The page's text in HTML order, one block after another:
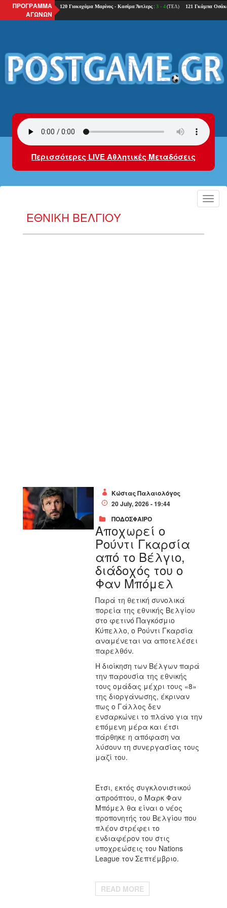
ΠΡΟΓΡΑΜΜΑ
ΑΓΩΝΩΝ
Περισσότερες LIVE Αθλητικές Μεταδόσεις
ΕΘΝΙΚΗ ΒΕΛΓΊΟΥ
Κώστας Παλαιολόγος
20 July, 2026 - 19:44
ΠΟΔΟΣΦΑΙΡΟ
Αποχωρεί ο
Ρούντι Γκαρσία
από το Βέλγιο,
διάδοχός του ο
Φαν Μπόμελ
Παρά τη θετική συνολικά
πορεία της εθνικής Βελγίου
στο φετινό Παγκόσμιο
Κύπελλο, ο Ρούντι Γκαρσία
αναμένεται να αποτελέσει
παρελθόν.
Η διοίκηση των Βέλγων παρά
την παρουσία της εθνικής
τους ομάδας μέχρι τους «8»
της διοργάνωσης, έκριναν
πως ο Γάλλος δεν
ενσαρκώνει το πλάνο για την
επόμενη μέρα και έτσι
πάρθηκε η απόφαση να
λύσουν τη συνεργασίας τους
μαζί του.
Έτσι, εκτός συγκλονιστικού
απροόπτου, ο Μαρκ Φαν
Μπόμελ θα είναι ο νέος
προπονητής του Βελγίου που
πλέον στρέφει το
ενδιαφέρον του στις
υποχρεώσεις του Nations
League τον Σεπτέμβριο.
READ MORE